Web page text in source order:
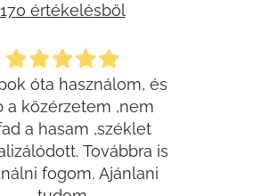
170 értékelésből
óta használom, és
a közérzetem ,nem
a hasam ,széklet
Továbbra is
fogom. Ajánlani